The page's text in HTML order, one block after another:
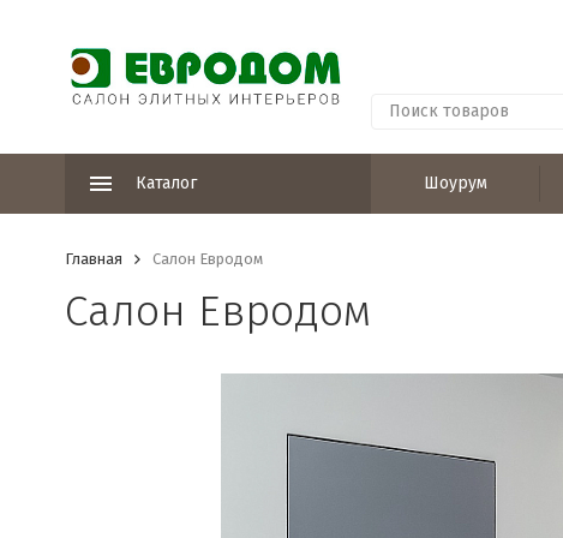
Каталог Шоурум
Главная Салон Евродом
Салон Евродом